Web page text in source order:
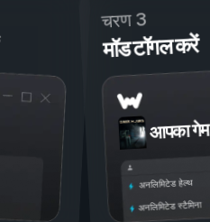
चरण 3
मॉड टॉगल करें
आपका गेम
अनलिमिटेड हेल्थ
अनलिमिटेड स्टैमिना